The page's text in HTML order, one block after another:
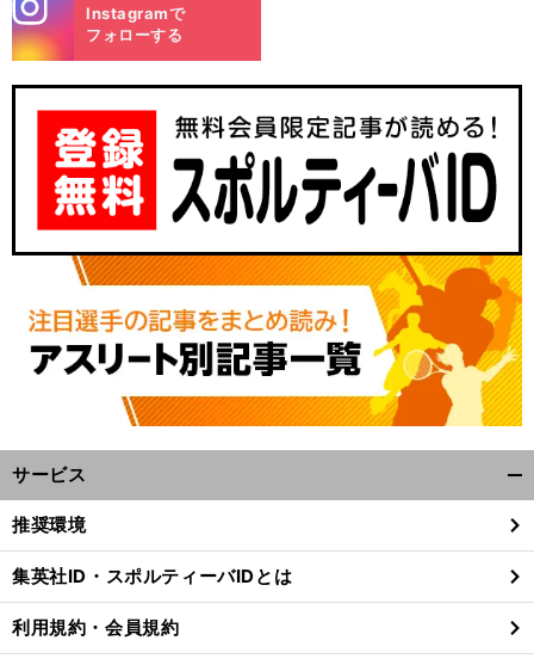
47
へ
m
Instagramで
フォローする
サービス
閉
る
推奨環境
集英社ID・スポルティーバIDとは
利用規約・会員規約